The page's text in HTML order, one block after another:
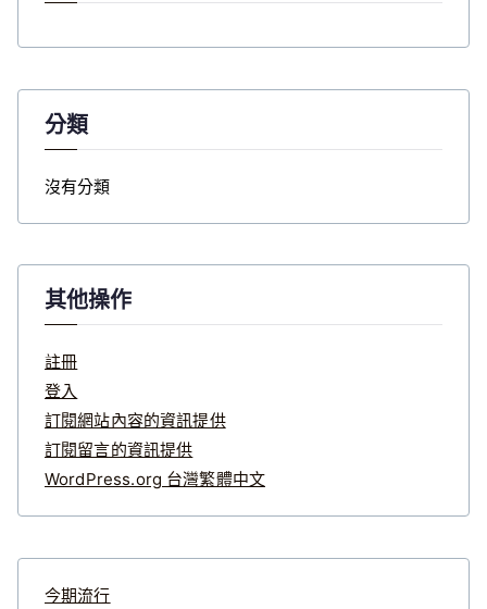
分類
沒有分類
其他操作
註冊
登入
訂閱網站內容的資訊提供
訂閱留言的資訊提供
WordPress.org 台灣繁體中文
今期流行